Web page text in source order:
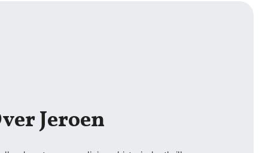
Jeroen